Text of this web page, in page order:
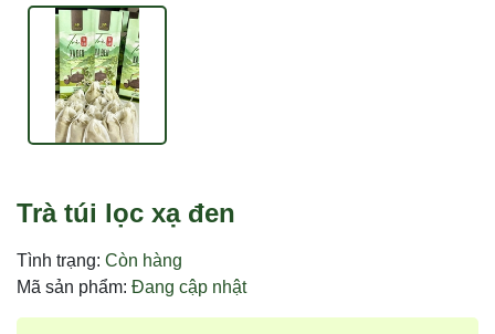
Trà túi lọc xạ đen
Tình trạng: Còn hàng
Mã sản phẩm: Đang cập nhật